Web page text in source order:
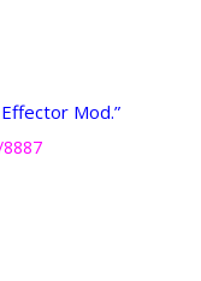
Mod.”